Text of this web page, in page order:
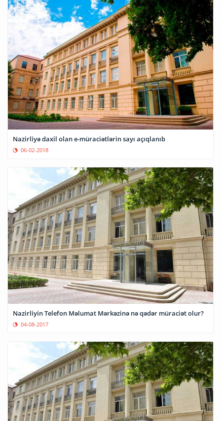
Nazirliyə daxil olan e-müraciətlərin sayı açıqlanıb
06-02-2018
Nazirliyin Telefon Məlumat Mərkəzinə nə qədər müraciət olur?
04-08-2017